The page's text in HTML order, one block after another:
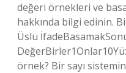
değeri örnekleri ve
hakkında bilgi edinin.
Üslü
örnek? Bir sayı